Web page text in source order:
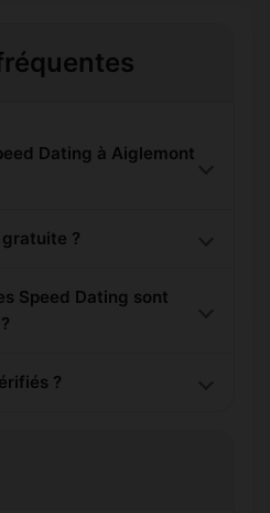
Dating à Aiglemont
?
Speed Dating sont
?